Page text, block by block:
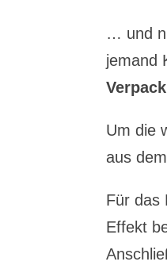
… und
jemand
Um die
aus
Für das
Effekt